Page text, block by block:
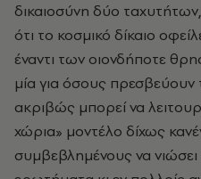
δικαιοσύνη δύο
ότι το κοσμικό δίκαιο
έναντι των οιονδήποτε
μία για όσους
ακριβώς μπορεί να
χώρια» μοντέλο δίχως
συμβεβλημένους να